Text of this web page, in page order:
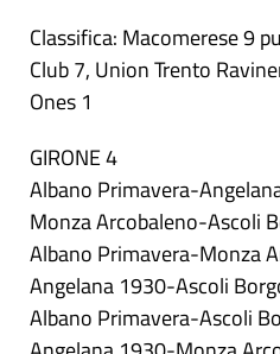
Classifica: Macomerese 9
Club 7, Union Trento
Ones 1
GIRONE 4
Albano Primavera-
Monza Arcobaleno-Ascoli
Albano Primavera-Monza
Angelana 1930-Ascoli
Albano Primavera-Ascoli